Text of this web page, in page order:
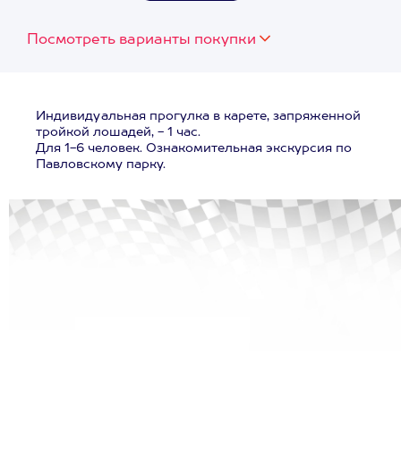
Посмотреть варианты покупки
Индивидуальная прогулка в карете, запряженной
тройкой лошадей, - 1 час.
Для 1-6 человек. Ознакомительная экскурсия по
Павловскому парку.